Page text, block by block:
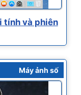
tính và phiên
Máy ảnh số